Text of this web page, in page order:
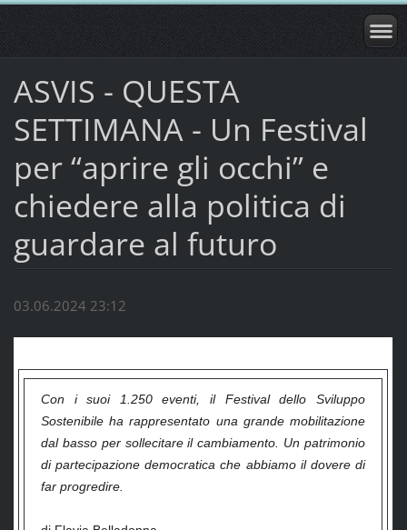
ASVIS - QUESTA
SETTIMANA - Un Festival
per “aprire gli occhi” e
chiedere alla politica di
guardare al futuro
03.06.2024 23:12
Con i suoi 1.250 eventi, il Festival dello Sviluppo
Sostenibile ha rappresentato una grande mobilitazione
dal basso per sollecitare il cambiamento. Un patrimonio
di partecipazione democratica che abbiamo il dovere di
far progredire.